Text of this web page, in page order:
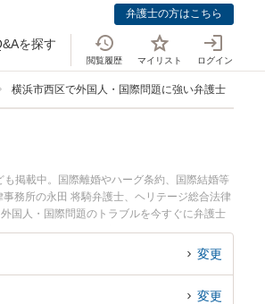
弁護士の方はこちら
を探す
閲覧履歴 マイリスト ログイン
横浜市西区で外国人・国際問題に強い弁護士
掲載中。国際離婚やハーグ条約、国際結婚等
務所の永田 将騎弁護士、ヘリテージ総合法律
国人・国際問題のトラブルを今すぐに弁護士
法律相談できる横浜市西区内の弁護士に相談予
変更
変更